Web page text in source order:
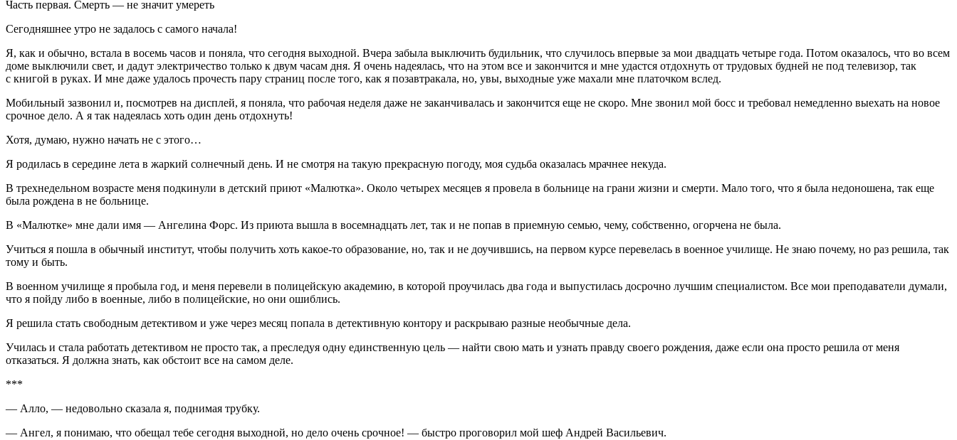
Часть первая. Смерть — не значит умереть
Сегодняшнее утро не задалось с самого начала!
Я, как и обычно, встала в восемь часов и поняла, что сегодня выходной. Вчера забыла выключить будильник, что случилось впервые за мои двадцать четыре года. Потом оказалось, что во всем
доме выключили свет, и дадут электричество только к двум часам дня. Я очень надеялась, что на этом все и закончится и мне удастся отдохнуть от трудовых будней не под телевизор, так
с книгой в руках. И мне даже удалось прочесть пару страниц после того, как я позавтракала, но, увы, выходные уже махали мне платочком вслед.
Мобильный зазвонил и, посмотрев на дисплей, я поняла, что рабочая неделя даже не заканчивалась и закончится еще не скоро. Мне звонил мой босс и требовал немедленно выехать на новое
срочное дело. А я так надеялась хоть один день отдохнуть!
Хотя, думаю, нужно начать не с этого…
Я родилась в середине лета в жаркий солнечный день. И не смотря на такую прекрасную погоду, моя судьба оказалась мрачнее некуда.
В трехнедельном возрасте меня подкинули в детский приют «Малютка». Около четырех месяцев я провела в больнице на грани жизни и смерти. Мало того, что я была недоношена, так еще
была рождена в не больнице.
В «Малютке» мне дали имя — Ангелина Форс. Из приюта вышла в восемнадцать лет, так и не попав в приемную семью, чему, собственно, огорчена не была.
Учиться я пошла в обычный институт, чтобы получить хоть какое-то образование, но, так и не доучившись, на первом курсе перевелась в военное училище. Не знаю почему, но раз решила, так
тому и быть.
В военном училище я пробыла год, и меня перевели в полицейскую академию, в которой проучилась два года и выпустилась досрочно лучшим специалистом. Все мои преподаватели думали,
что я пойду либо в военные, либо в полицейские, но они ошиблись.
Я решила стать свободным детективом и уже через месяц попала в детективную контору и раскрываю разные необычные дела.
Училась и стала работать детективом не просто так, а преследуя одну единственную цель — найти свою мать и узнать правду своего рождения, даже если она просто решила от меня
отказаться. Я должна знать, как обстоит все на самом деле.
***
— Алло, — недовольно сказала я, поднимая трубку.
— Ангел, я понимаю, что обещал тебе сегодня выходной, но дело очень срочное! — быстро проговорил мой шеф Андрей Васильевич.